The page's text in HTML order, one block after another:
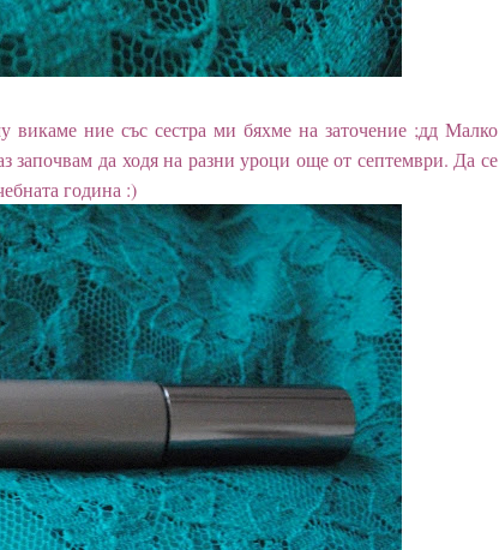
ние със сестра ми бяхме на заточение ;дд Малко
да ходя на разни уроци още от септември. Да се
година :)